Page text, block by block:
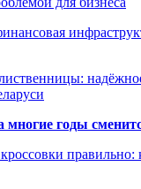
многие годы
правильно: